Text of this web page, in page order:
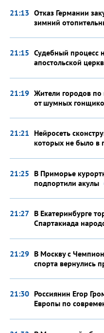
21:13 Отказ Германии
зимний
21:15 Судебный процесс
апостольской
21:19 Жители городов по
от шумных
21:21 Нейросеть
которых не было в
21:25 В Приморье
подпортили акулы
21:27 В Екатеринбурге
Спартакиада
21:29 В Москву с
спорта вернулись
21:30 Россиянин Егор
Европы по